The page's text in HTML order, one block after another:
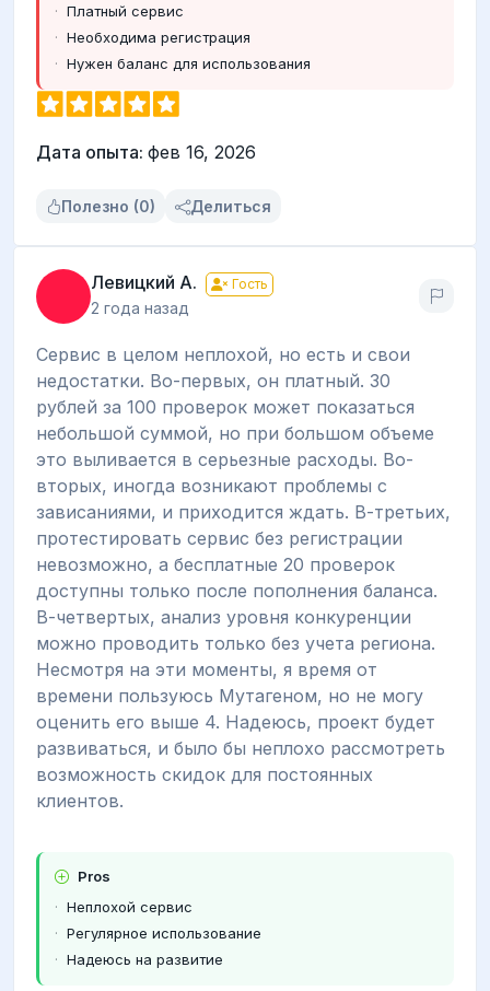
Платный сервис
Необходима регистрация
Нужен баланс для использования
Дата опыта: фев 16, 2026
Полезно (0) Делиться
Левицкий А. Гость
2 года назад
Сервис в целом неплохой, но есть и свои
недостатки. Во-первых, он платный. 30
рублей за 100 проверок может показаться
небольшой суммой, но при большом объеме
это выливается в серьезные расходы. Во-
вторых, иногда возникают проблемы с
зависаниями, и приходится ждать. В-третьих,
протестировать сервис без регистрации
невозможно, а бесплатные 20 проверок
доступны только после пополнения баланса.
В-четвертых, анализ уровня конкуренции
можно проводить только без учета региона.
Несмотря на эти моменты, я время от
времени пользуюсь Мутагеном, но не могу
оценить его выше 4. Надеюсь, проект будет
развиваться, и было бы неплохо рассмотреть
возможность скидок для постоянных
клиентов.
Pros
Неплохой сервис
Регулярное использование
Надеюсь на развитие